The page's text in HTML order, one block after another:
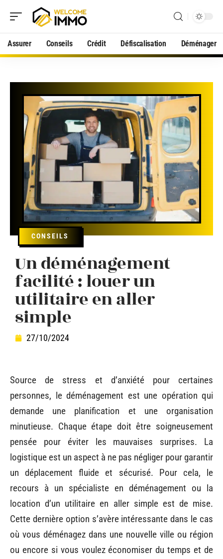
Assurer Conseils Crédit Défiscalisation Déménager
CONSEILS
Un déménagement
facilité : louer un
utilitaire en aller
simple
27/10/2024
Source de stress et d’anxiété pour certaines
personnes, le déménagement est une opération qui
demande une planification et une organisation
minutieuse. Chaque étape doit être soigneusement
pensée pour éviter les mauvaises surprises. La
logistique est un aspect à ne pas négliger pour garantir
un déplacement fluide et sécurisé. Pour cela, le
recours à un spécialiste en déménagement ou la
location d’un utilitaire en aller simple est de mise.
Cette dernière option s’avère intéressante dans le cas
où vous déménagez dans une nouvelle ville ou région
ou encore si vous voulez économiser du temps et de